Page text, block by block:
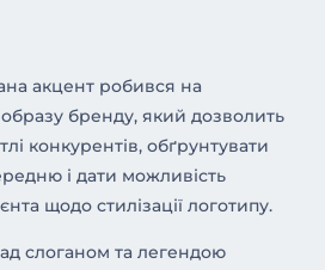
акцент робився на
бренду, який дозволить
конкурентів, обґрунтувати
і дати можливість
щодо стилізації логотипу.
слоганом та легендою